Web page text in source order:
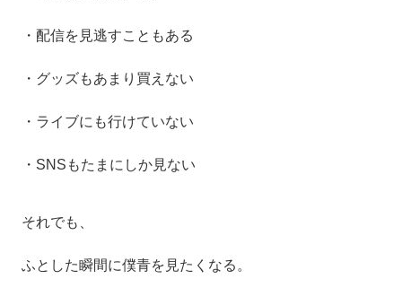
・配信を見逃すこともある
・グッズもあまり買えない
・ライブにも行けていない
・SNSもたまにしか見ない
それでも、
ふとした瞬間に僕青を見たくなる。